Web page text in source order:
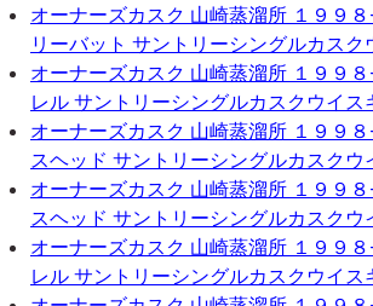
オーナーズカスク 山崎蒸溜所 １９９
リーバット サントリーシングルカスク
オーナーズカスク 山崎蒸溜所 １９９
レル サントリーシングルカスクウイス
オーナーズカスク 山崎蒸溜所 １９９
スヘッド サントリーシングルカスクウ
オーナーズカスク 山崎蒸溜所 １９９
スヘッド サントリーシングルカスクウ
オーナーズカスク 山崎蒸溜所 １９９
レル サントリーシングルカスクウイス